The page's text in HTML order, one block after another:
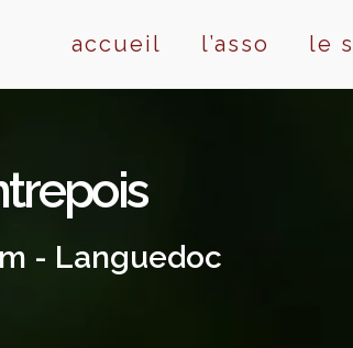
accueil l’asso le
- Languedoc